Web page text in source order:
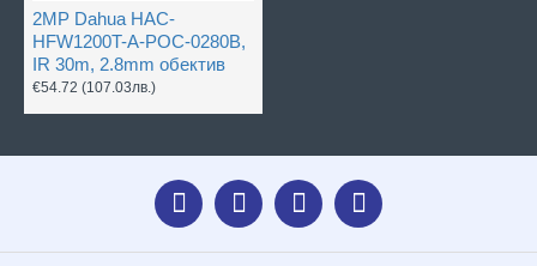
2MP Dahua HAC-
HFW1200T-A-POC-0280B,
IR 30m, 2.8mm обектив
€54.72 (107.03лв.)